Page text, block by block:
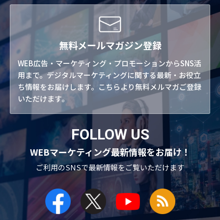
無料メールマガジン登録
WEB広告・マーケティング・プロモーションからSNS活
用まで。デジタルマーケティングに関する最新・お役立
ち情報をお届けします。こちらより無料メルマガご登録
いただけます。
FOLLOW US
WEBマーケティング最新情報をお届け！
ご利用のSNSで最新情報をご覧いただけます